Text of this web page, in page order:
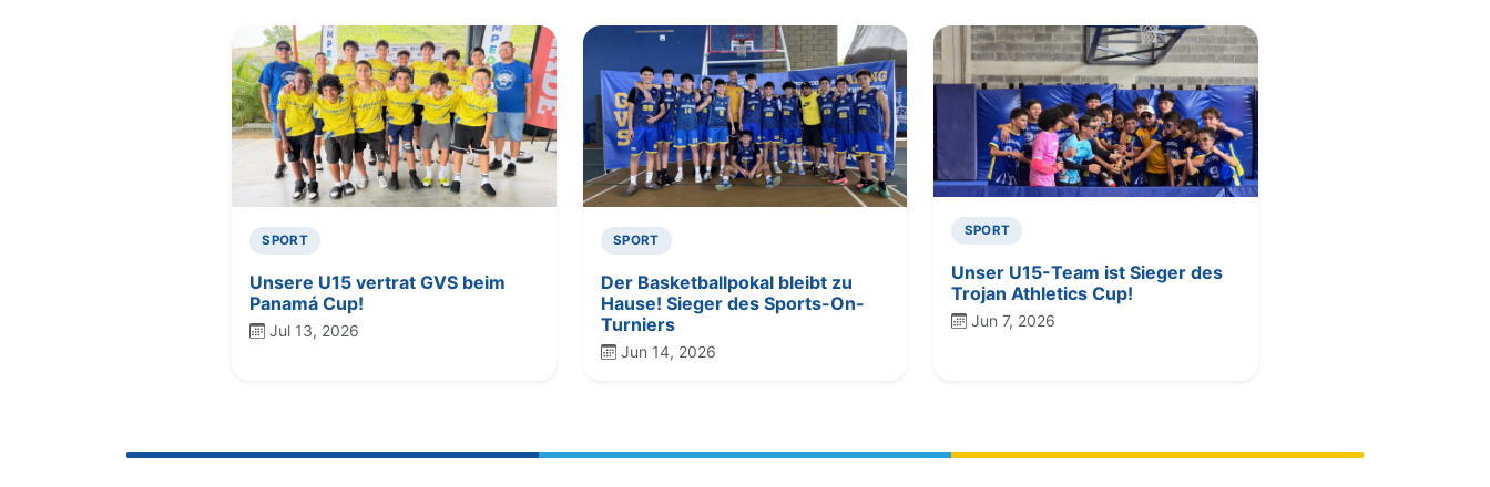
SPORT
Unsere U15 vertrat GVS beim
Panamá Cup!
Jul 13, 2026
SPORT
Der Basketballpokal bleibt zu
Hause! Sieger des Sports-On-
Turniers
Jun 14, 2026
SPORT
Unser U15-Team ist Sieger des
Trojan Athletics Cup!
Jun 7, 2026